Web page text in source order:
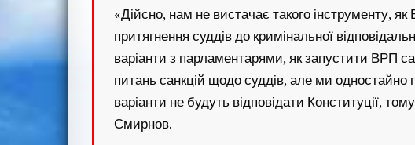
«Дійсно, нам не вистачає такого інструменту,
притягнення суддів до кримінальної
варіанти з парламентарями, як запустити ВРП
питань санкцій щодо суддів, але ми
варіанти не будуть відповідати Конституції,
Смирнов.